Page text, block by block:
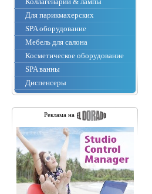
Для парикмахерских
SPA оборудование
Мебель для салона
Косметическое оборудование
SPA ванны
Диспенсеры
Реклама на